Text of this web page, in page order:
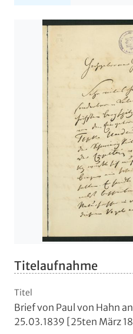
Titelaufnahme
Titel
Brief von Paul von Hahn
25.03.1839 [25ten März